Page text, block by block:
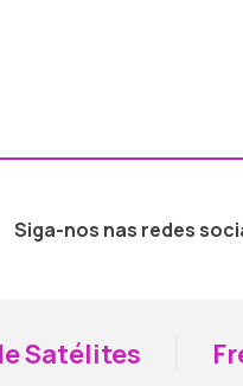
Siga-nos nas redes
Satélites